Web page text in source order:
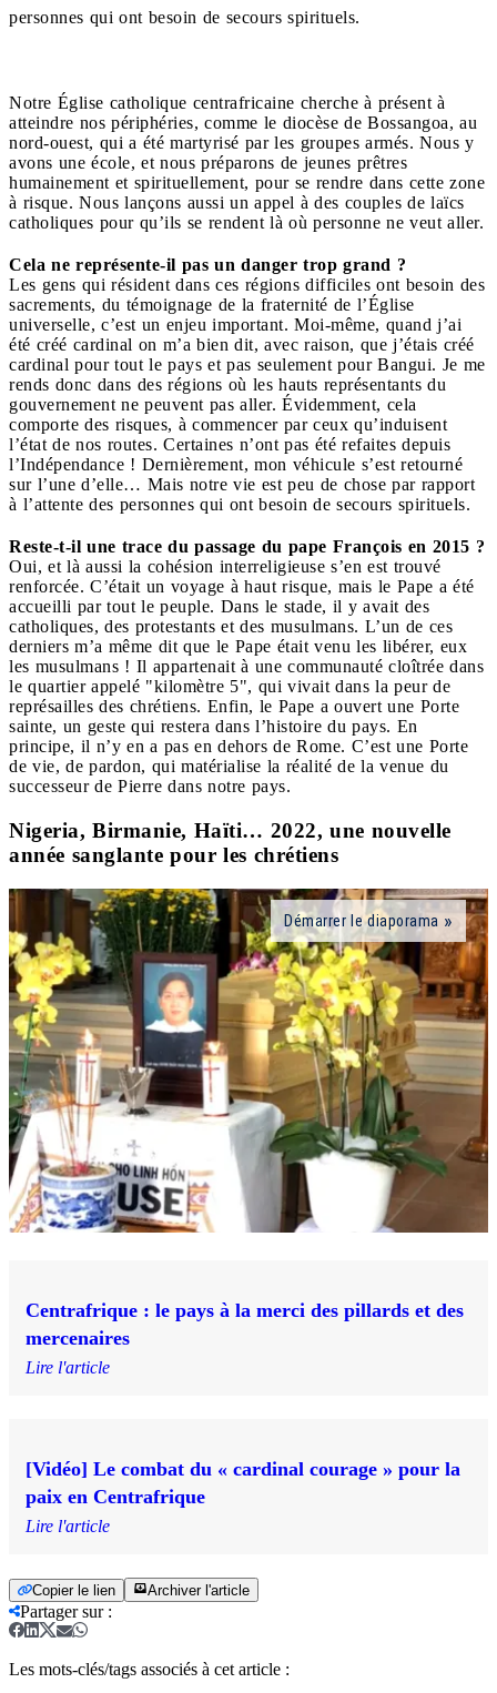
personnes qui ont besoin de secours spirituels.
Notre Église catholique centrafricaine cherche à présent à
atteindre nos périphéries, comme le diocèse de Bossangoa, au
nord-ouest, qui a été martyrisé par les groupes armés. Nous y
avons une école, et nous préparons de jeunes prêtres
humainement et spirituellement, pour se rendre dans cette zone
à risque. Nous lançons aussi un appel à des couples de laïcs
catholiques pour qu’ils se rendent là où personne ne veut aller.
Cela ne représente-il pas un danger trop grand ?
Les gens qui résident dans ces régions difficiles ont besoin des
sacrements, du témoignage de la fraternité de l’Église
universelle, c’est un enjeu important. Moi-même, quand j’ai
été créé cardinal on m’a bien dit, avec raison, que j’étais créé
cardinal pour tout le pays et pas seulement pour Bangui. Je me
rends donc dans des régions où les hauts représentants du
gouvernement ne peuvent pas aller. Évidemment, cela
comporte des risques, à commencer par ceux qu’induisent
l’état de nos routes. Certaines n’ont pas été refaites depuis
l’Indépendance ! Dernièrement, mon véhicule s’est retourné
sur l’une d’elle… Mais notre vie est peu de chose par rapport
à l’attente des personnes qui ont besoin de secours spirituels.
Reste-t-il une trace du passage du pape François en 2015 ?
Oui, et là aussi la cohésion interreligieuse s’en est trouvé
renforcée. C’était un voyage à haut risque, mais le Pape a été
accueilli par tout le peuple. Dans le stade, il y avait des
catholiques, des protestants et des musulmans. L’un de ces
derniers m’a même dit que le Pape était venu les libérer, eux
les musulmans ! Il appartenait à une communauté cloîtrée dans
le quartier appelé "kilomètre 5", qui vivait dans la peur de
représailles des chrétiens. Enfin, le Pape a ouvert une Porte
sainte, un geste qui restera dans l’histoire du pays. En
principe, il n’y en a pas en dehors de Rome. C’est une Porte
de vie, de pardon, qui matérialise la réalité de la venue du
successeur de Pierre dans notre pays.
Nigeria, Birmanie, Haïti… 2022, une nouvelle
année sanglante pour les chrétiens
Démarrer le diaporama
Centrafrique : le pays à la merci des pillards et des
mercenaires
Lire l'article
[Vidéo] Le combat du « cardinal courage » pour la
paix en Centrafrique
Lire l'article
Copier le lien Archiver l'article
Partager sur:
Les mots-clés/tags associés à cet article :